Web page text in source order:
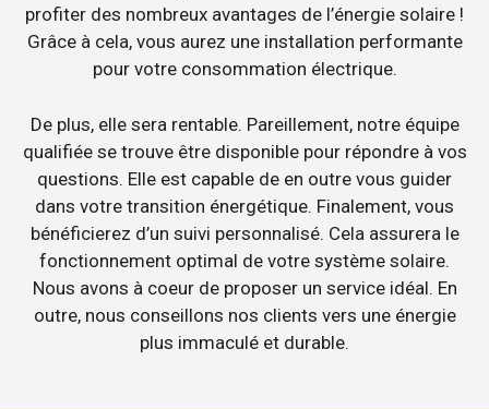
profiter des nombreux avantages de l’énergie solaire !
Grâce à cela, vous aurez une installation performante
pour votre consommation électrique.
De plus, elle sera rentable. Pareillement, notre équipe
qualifiée se trouve être disponible pour répondre à vos
questions. Elle est capable de en outre vous guider
dans votre transition énergétique. Finalement, vous
bénéficierez d’un suivi personnalisé. Cela assurera le
fonctionnement optimal de votre système solaire.
Nous avons à coeur de proposer un service idéal. En
outre, nous conseillons nos clients vers une énergie
plus immaculé et durable.